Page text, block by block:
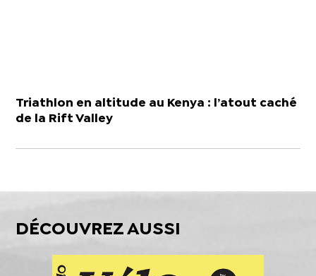
Triathlon en altitude au Kenya : l’atout caché
de la Rift Valley
DÉCOUVREZ AUSSI